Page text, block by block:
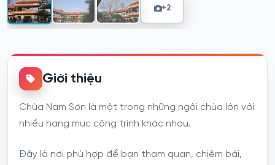
+2
Giới thiệu
Chùa Nam Sơn là một trong những ngôi chùa lớn với
nhiều hạng mục công trình khác nhau.
Đây là nơi phù hợp để bạn tham quan, chiêm bái,